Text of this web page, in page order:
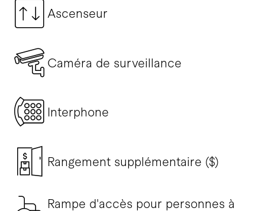
Ascenseur
Caméra de surveillance
Interphone
Rangement supplémentaire ($)
Rampe d'accès pour personnes à